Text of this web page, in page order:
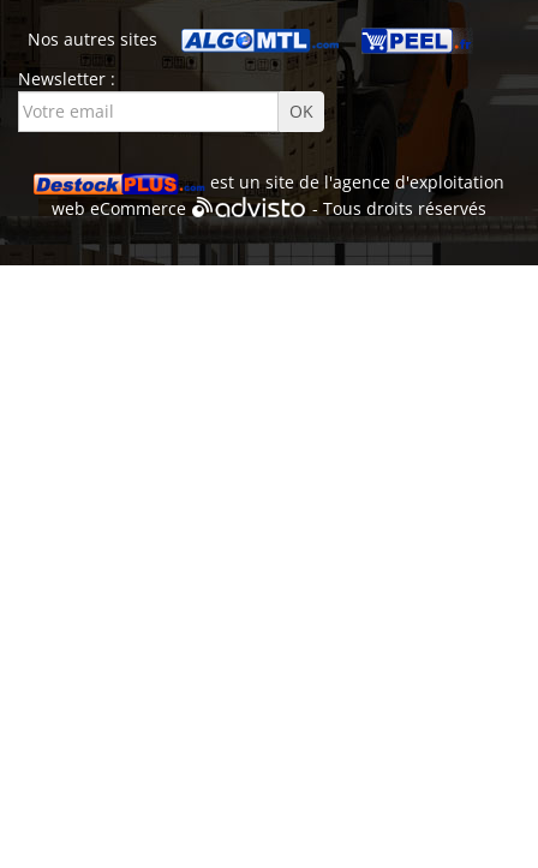
Nos autres sites
Newsletter :
est un site de l'agence d'exploitation
webeCommerce - Tous droits réservés